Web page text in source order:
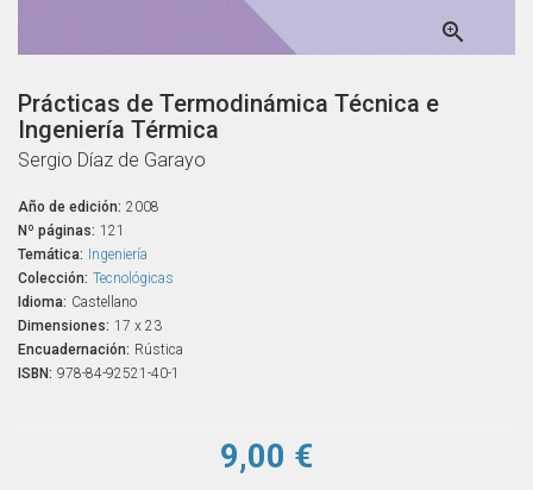

Prácticas de Termodinámica Técnica e
Ingeniería Térmica
Sergio Díaz de Garayo
Año de edición: 2008
Nº páginas: 121
Temática:
Ingeniería
Colección: Tecnológicas
Idioma: Castellano
Dimensiones: 17 x 23
Encuadernación: Rústica
ISBN: 978-84-92521-40-1
9,00 €